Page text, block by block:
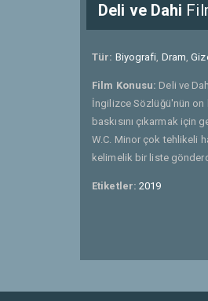
Deli ve Dahi
Tür: Biyografi, Dram,
Film Konusu: Deli ve
İngilizce Sözlüğü'nün on
baskısını çıkarmak
W.C. Minor çok tehlikeli
kelimelik bir liste
Etiketler:2019